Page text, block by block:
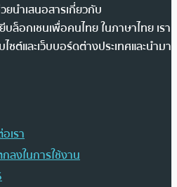
นำเสนอสารเกี่ยวกับ
ล็อกเชนเพื่อคนไทย ในภาษาไทย เรา
ต์และเว็บบอร์ดต่างประเทศและนำมา
เรา
ลงในการใช้งาน